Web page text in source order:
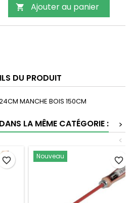
 Ajouter au panier
DU PRODUIT
MANCHE BOIS 150CM
LA MÊME CATÉGORIE :
>
<
favorite_border Nouveau favorite_border